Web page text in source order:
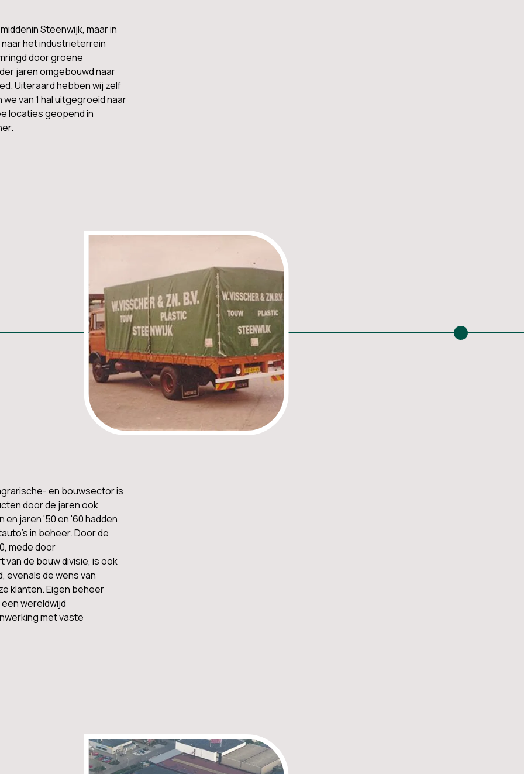
Steenwijk, maar in
het industrieterrein
door groene
jaren omgebouwd naar
Uiteraard hebben wij zelf
van 1 hal uitgegroeid naar
locaties geopend in
en bouwsector is
door de jaren ook
en jaren '50 en '60 hadden
in beheer. Door de
mede door
de bouw divisie, is ook
evenals de wens van
klanten. Eigen beheer
wereldwijd
met vaste